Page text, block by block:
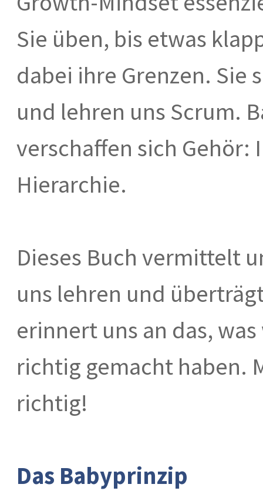
Sie üben, bis etwas
dabei ihre Grenzen. Sie
und lehren uns Scrum.
verschaffen sich
Hierarchie.
Dieses Buch vermittelt
uns lehren und
erinnert uns an das,
richtig gemacht haben.
richtig!
Das Babyprinzip